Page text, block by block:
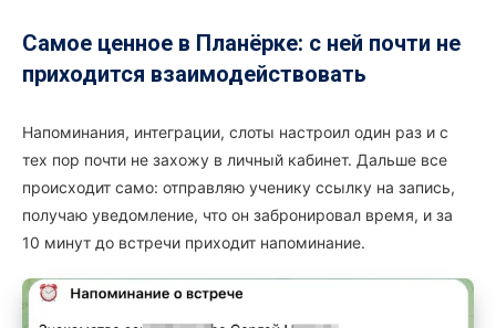
Самое ценное в Планёрке: с ней почти не
приходится взаимодействовать
Напоминания, интеграции, слоты настроил один раз и с
тех пор почти не захожу в личный кабинет. Дальше все
происходит само: отправляю ученику ссылку на запись,
получаю уведомление, что он забронировал время, и за
10 минут до встречи приходит напоминание.